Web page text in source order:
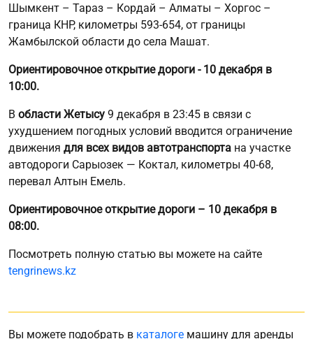
Шымкент – Тараз – Кордай – Алматы – Хоргос –
граница КНР, километры 593-654, от границы
Жамбылской области до села Машат.
Ориентировочное открытие дороги - 10 декабря в
10:00.
В области Жетысу 9 декабря в 23:45 в связи с
ухудшением погодных условий вводится ограничение
движения для всех видов автотранспорта на участке
автодороги Сарыозек — Коктал, километры 40-68,
перевал Алтын Емель.
Ориентировочное открытие дороги – 10 декабря в
08:00.
Посмотреть полную статью вы можете на сайте
tengrinews.kz
Вы можете подобрать в каталоге машину для аренды